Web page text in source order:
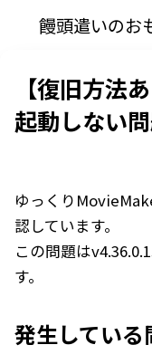
饅頭遣いのお
【復旧方法
起動しない
ゆっくり
認しています。
この問題は
す。
発生している